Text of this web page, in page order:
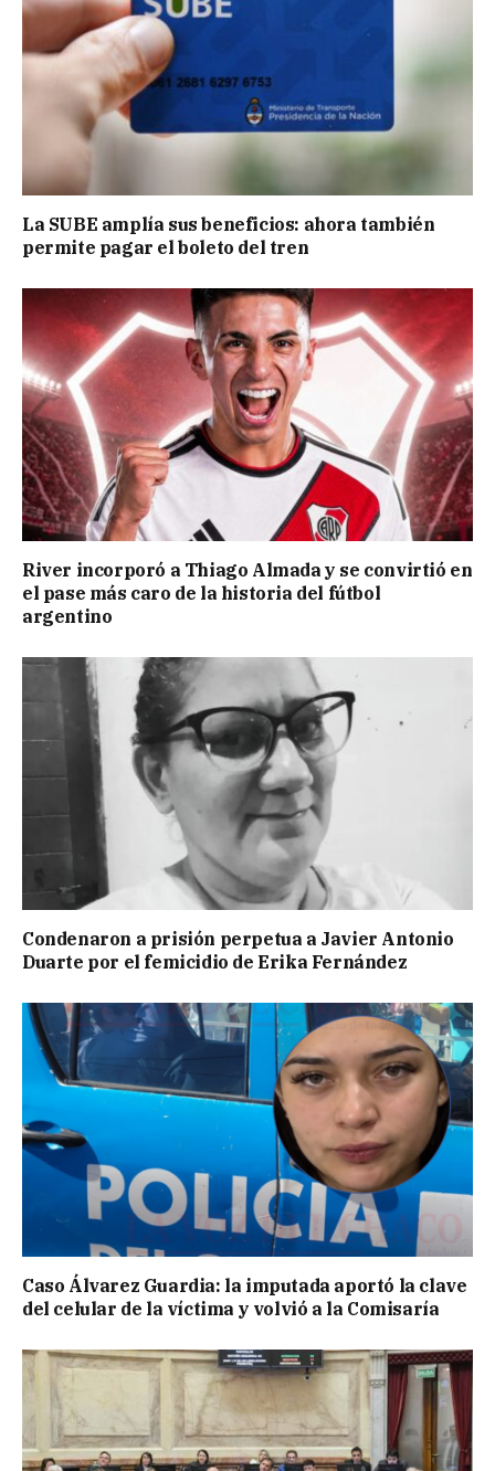
La SUBE amplía sus beneficios: ahora también
permite pagar el boleto del tren
River incorporó a Thiago Almada y se convirtió en
el pase más caro de la historia del fútbol
argentino
Condenaron a prisión perpetua a Javier Antonio
Duarte por el femicidio de Erika Fernández
Caso Álvarez Guardia: la imputada aportó la clave
del celular de la víctima y volvió a la Comisaría